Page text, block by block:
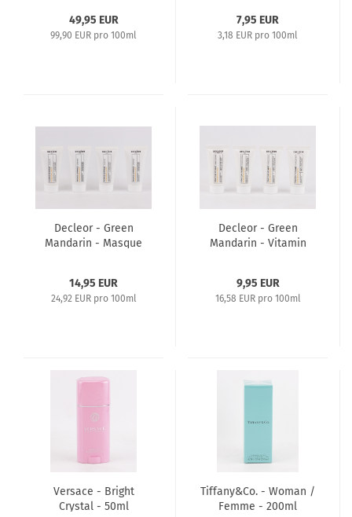
49,95 EUR
99,90 EUR pro 100ml
7,95 EUR
3,18 EUR pro 100ml
Decleor - Green
Mandarin - Masque
14,95 EUR
24,92 EUR pro 100ml
Decleor - Green
Mandarin - Vitamin
9,95 EUR
16,58 EUR pro 100ml
Versace - Bright
Crystal - 50ml
Tiffany&Co. - Woman /
Femme - 200ml